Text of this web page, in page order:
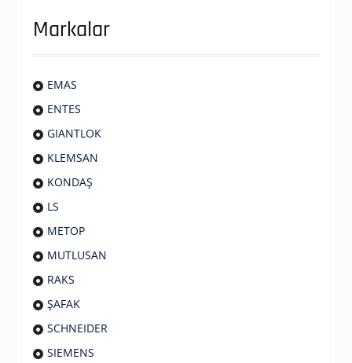
Markalar
EMAS
ENTES
GIANTLOK
KLEMSAN
KONDAŞ
LS
METOP
MUTLUSAN
RAKS
ŞAFAK
SCHNEIDER
SIEMENS